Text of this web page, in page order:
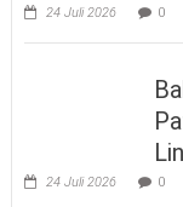
24 Juli 2026 0
24 Juli 2026 0